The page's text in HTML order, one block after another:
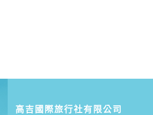
高吉國際旅行社有限公司